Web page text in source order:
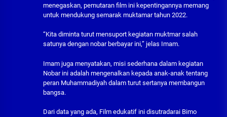
menegaskan, pemutaran film ini kepentingannya memang
untuk mendukung semarak muktamar tahun 2022.
“Kita diminta turut mensuport kegiatan muktmar salah
satunya dengan nobar berbayar ini,” jelas Imam.
Imam juga menyatakan, misi sederhana dalam kegiatan
Nobar ini adalah mengenalkan kepada anak-anak tentang
peran Muhammadiyah dalam turut sertanya membangun
bangsa.
Dari data yang ada, Film edukatif ini disutradarai Bimo